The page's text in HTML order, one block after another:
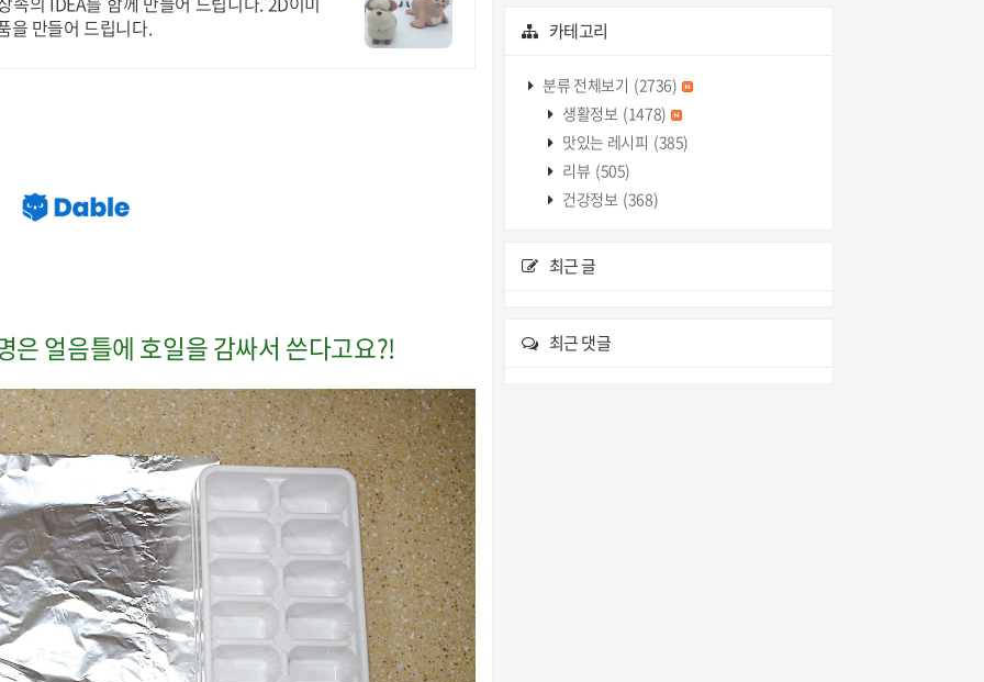
을 만들어 드립니다.
은 얼음틀에 호일을 감싸서 쓴다고요?!
카테고리
분류 전체보기 (2736)
생활정보 (1478)
맛있는 레시피 (385)
리뷰 (505)
건강정보 (368)
최근 글
최근 댓글